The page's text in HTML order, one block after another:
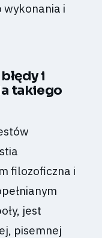
wykonania i
i
takiego
filozoficzna i
jest
pisemnej